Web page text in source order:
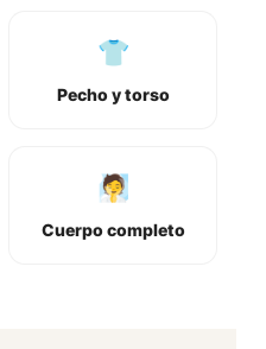
👕
Pecho y torso
🧖
Cuerpo completo